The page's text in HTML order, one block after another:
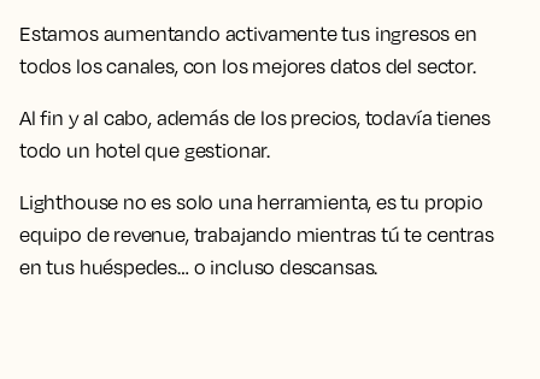
Estamos aumentando activamente tus ingresos en
todos los canales, con los mejores datos del sector.
Al fin y al cabo, además de los precios, todavía tienes
todo un hotel que gestionar.
Lighthouse no es solo una herramienta, es tu propio
equipo de revenue, trabajando mientras tú te centras
en tus huéspedes… o incluso descansas.